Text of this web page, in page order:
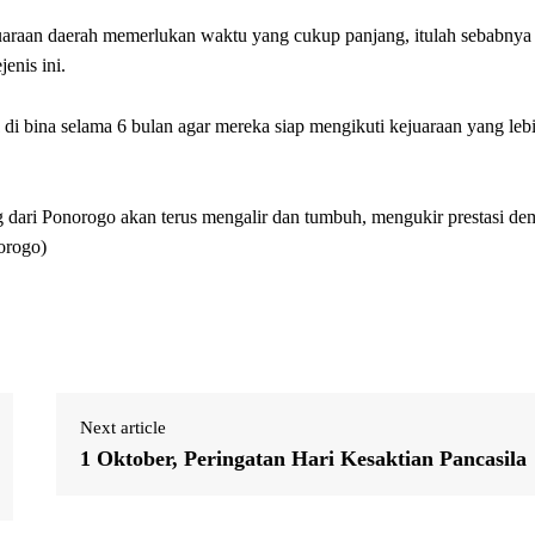
daerah memerlukan waktu yang cukup panjang, itulah sebabnya
ini.
bina selama 6 bulan agar mereka siap mengikuti kejuaraan yang
Ponorogo akan terus mengalir dan tumbuh, mengukir prestasi
Next article
1 Oktober, Peringatan Hari Kesaktian Pancasila